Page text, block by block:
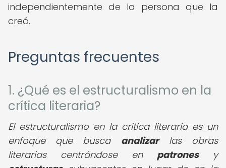
independientemente de la persona que la
creó.
Preguntas frecuentes
1. ¿Qué es el estructuralismo en la
crítica literaria?
El estructuralismo en la crítica literaria es un
enfoque que busca analizarlas obras
literarias centrándose en patronesy